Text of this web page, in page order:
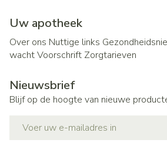
Uw apotheek
Over ons Nuttige links
wachtVoorschrift Zorgtarieven
Nieuwsbrief
Blijf op de hoogte van nieuwe